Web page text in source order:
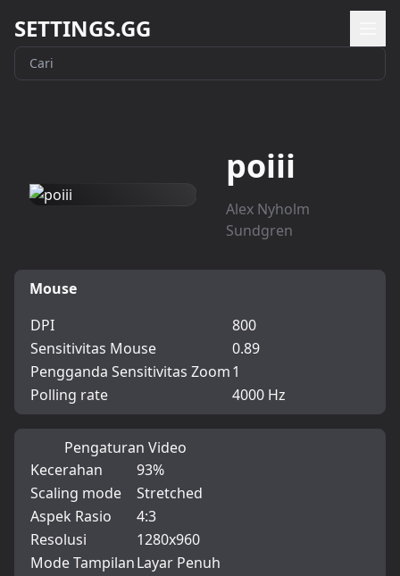
SETTINGS.GG
poiii
Alex Nyholm
Sundgren
Mouse
DPI
800
Sensitivitas Mouse
0.89
Pengganda Sensitivitas Zoom1
Polling rate
4000 Hz
Pengaturan Video
Kecerahan
93%
Scaling mode
Stretched
Aspek Rasio
4:3
Resolusi
1280x960
Mode TampilanLayar Penuh